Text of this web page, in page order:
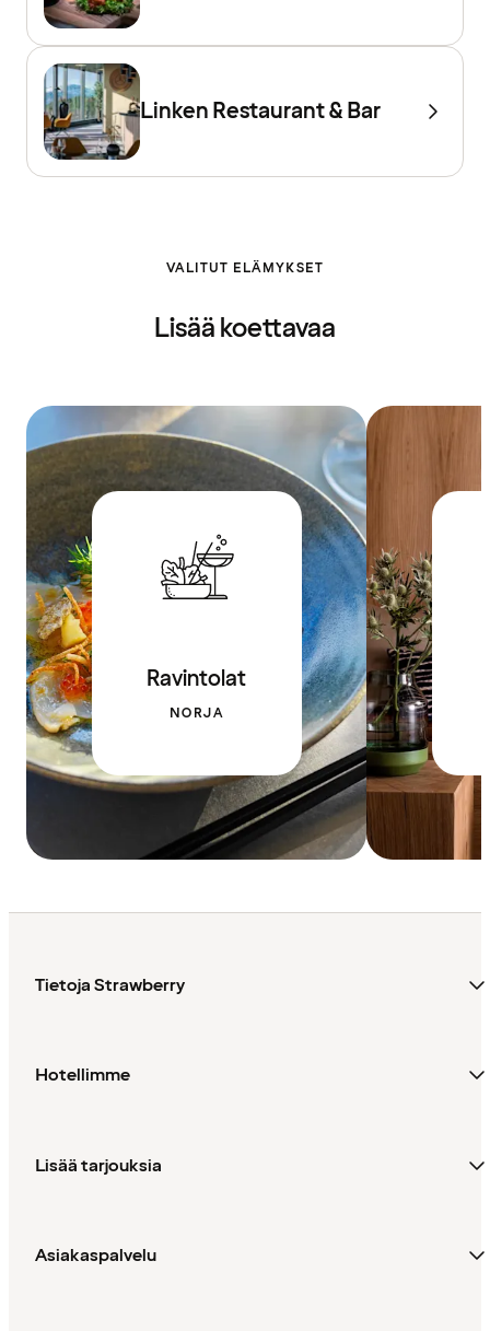
Linken Restaurant & Bar
VALITUT ELÄMYKSET
Lisää koettavaa
Ravintolat
NORJA
Tietoja Strawberry
Hotellimme
Lisää tarjouksia
Asiakaspalvelu